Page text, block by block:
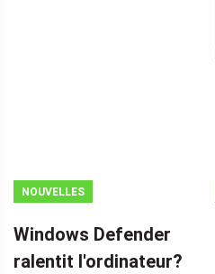
NOUVELLES
Windows Defender
ralentit l'ordinateur?